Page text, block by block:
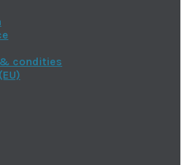
condities